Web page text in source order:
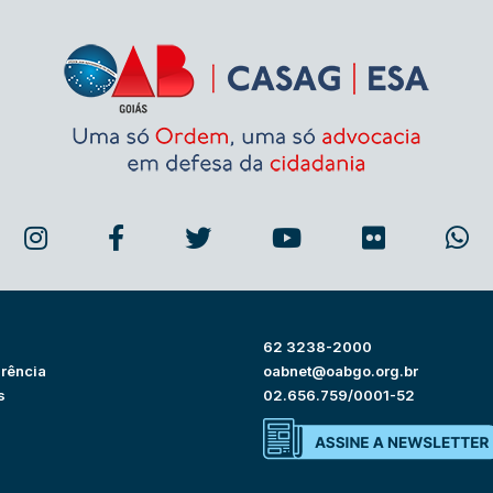
62 3238-2000
oabnet@oabgo.org.br
02.656.759/0001-52